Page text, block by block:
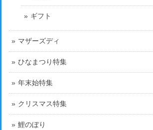
ギフト
マザーズディ
ひなまつり特集
年末始特集
クリスマス特集
鯉のぼり